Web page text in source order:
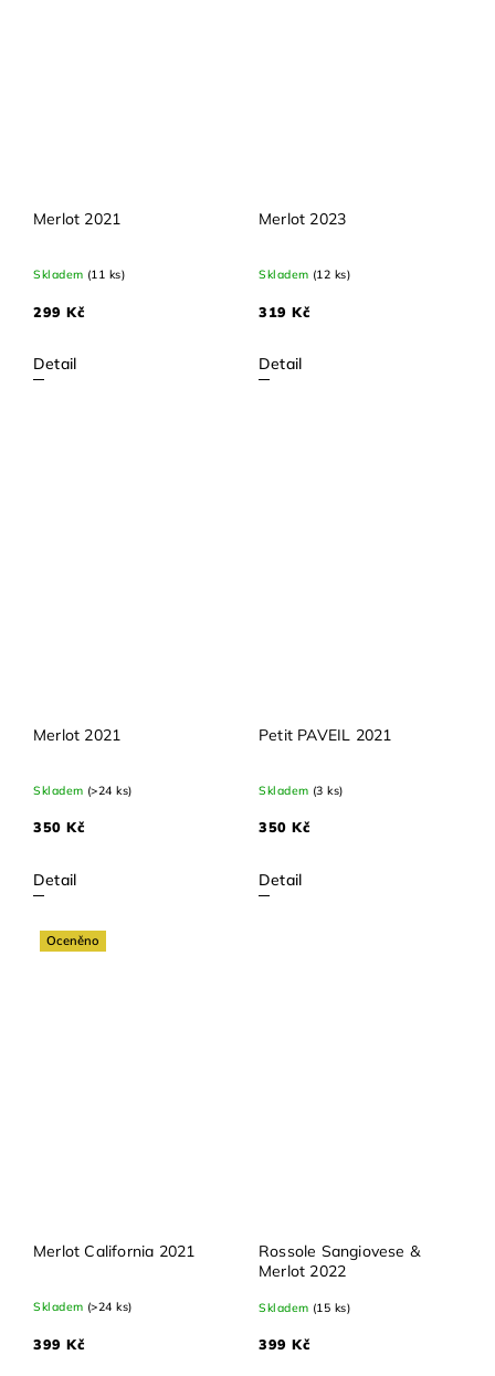
Merlot 2021
Skladem (11 ks)
299 Kč
Detail
Merlot 2023
Skladem (12 ks)
319 Kč
Detail
Merlot 2021
Skladem (>24 ks)
350 Kč
Detail
Petit PAVEIL 2021
Skladem (3 ks)
350 Kč
Detail
Oceněno
Merlot California 2021
Skladem (>24 ks)
399 Kč
Rossole Sangiovese &
Merlot 2022
Skladem (15 ks)
399 Kč